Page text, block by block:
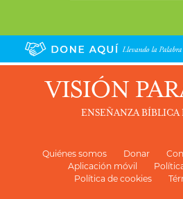
VISIÓN
ENSEÑANZA BÍBLICA
Quiénes somos Donar
Aplicación móvil
Política de cookies